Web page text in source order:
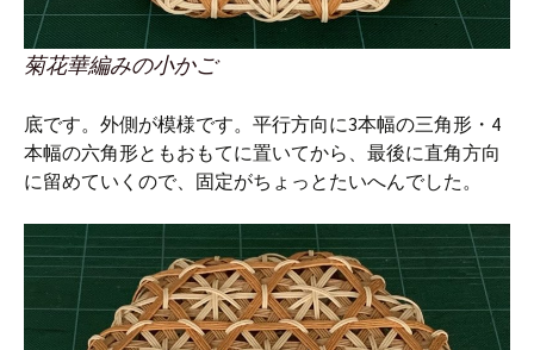
菊花華編みの小かご
底です。外側が模様です。平行方向に3本幅の三角形・4
本幅の六角形ともおもてに置いてから、最後に直角方向
に留めていくので、固定がちょっとたいへんでした。